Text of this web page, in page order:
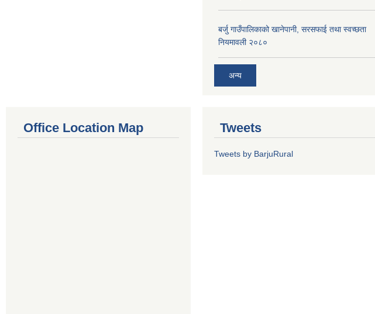
बर्जु गाउँपालिकाको खानेपानी, सरसफाई तथा स्वच्छता
नियमावली २०८०
अन्य
Office Location Map Tweets
Tweets by BarjuRural